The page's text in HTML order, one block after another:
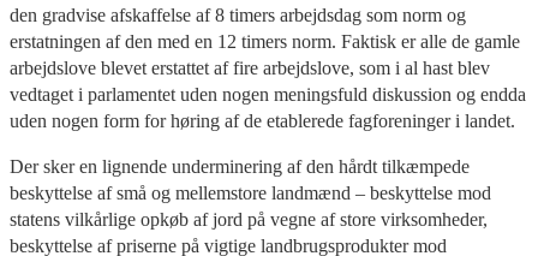
den gradvise afskaffelse af 8 timers arbejdsdag som norm og
erstatningen af den med en 12 timers norm. Faktisk er alle de gamle
arbejdslove blevet erstattet af fire arbejdslove, som i al hast blev
vedtaget i parlamentet uden nogen meningsfuld diskussion og endda
uden nogen form for høring af de etablerede fagforeninger i landet.
Der sker en lignende underminering af den hårdt tilkæmpede
beskyttelse af små og mellemstore landmænd – beskyttelse mod
statens vilkårlige opkøb af jord på vegne af store virksomheder,
beskyttelse af priserne på vigtige landbrugsprodukter mod